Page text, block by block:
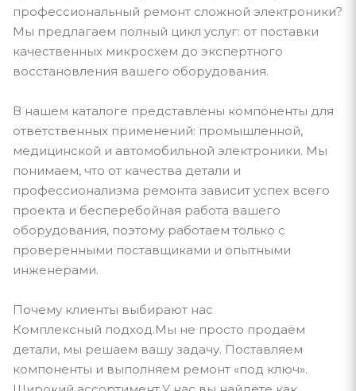
профессиональный ремонт сложной электроники?
Мы предлагаем полный цикл услуг: от поставки
качественных микросхем до экспертного
восстановления вашего оборудования.
В нашем каталоге представлены компоненты для
ответственных применений: промышленной,
медицинской и автомобильной электроники. Мы
понимаем, что от качества детали и
профессионализма ремонта зависит успех всего
проекта и бесперебойная работа вашего
оборудования, поэтому работаем только с
проверенными поставщиками и опытными
инженерами.
Почему клиенты выбирают нас
Комплексный подход.Мы не просто продаём
детали, мы решаем вашу задачу. Поставляем
компоненты и выполняем ремонт «под ключ».